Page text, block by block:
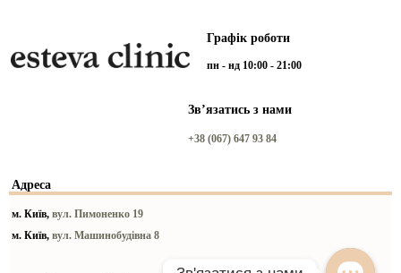
Графік роботи
пн - нд 10:00 - 21:00
Звʼязатись з нами
+38 (067) 647 93 84
Адреса
м. Київ, вул. Пимоненко 19
м. Київ, вул. Машинобудівна 8